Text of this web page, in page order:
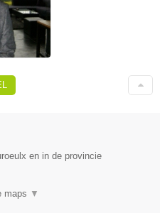
en in de provincie
maps ▼